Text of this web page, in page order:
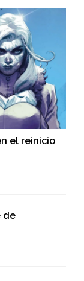
el reinicio
de